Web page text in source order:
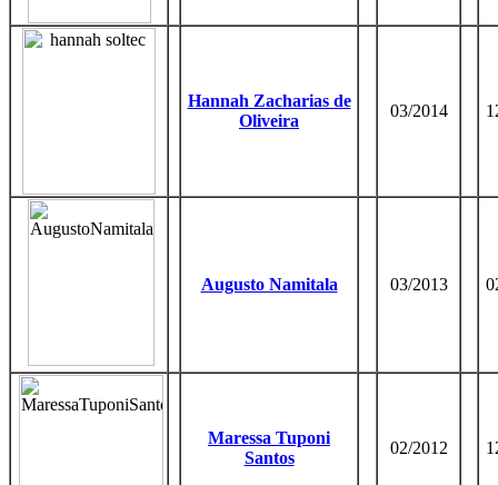
Hannah Zacharias de
Oliveira
03/2014
Augusto Namitala 03/2013
Maressa Tuponi
Santos
02/2012